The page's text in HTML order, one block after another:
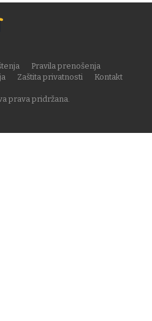
prava pridržana.
Pravila prenošenja
Zaštita privatnosti
Kontakt